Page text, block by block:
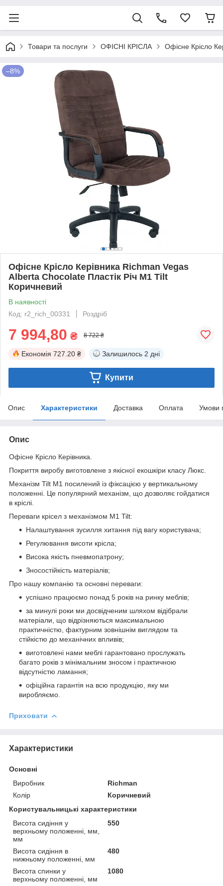
Товари та послуги ОФІСНІ КРІСЛА Офісне Крісло
–8%
Офісне Крісло Керівника Richman Vegas
Alberta Chocolate Пластік Річ М1 Tilt
Коричневий
В наявності
Код: r2_rich_00331
Роздріб
7 994,80 ₴ 8 722 ₴
Економія 727.20 ₴ Залишилось 2 дні
Купити
Опис Характеристики Доставка Оплата Умови
Опис
Офісне Крісло Керівника.
Покриття виробу виготовлене з якісної екошкіри класу Люкс.
Механізм Tilt М1 посилений із фіксацією у вертикальному
положенні. Це популярний механізм, що дозволяє гойдатися
в кріслі.
Переваги крісел з механізмом M1 Tilt:
Налаштування зусилля хитання під вагу користувача;
Регулювання висоти крісла;
Висока якість пневмопатрону;
Зносостійкість матеріалів;
Про нашу компанію та основні переваги:
успішно працюємо понад 5 років на ринку меблів;
за минулі роки ми досвідченим шляхом відібрали
матеріали, що відрізняються максимальною
практичністю, фактурним зовнішнім виглядом та
стійкістю до механічних впливів;
виготовлені нами меблі гарантовано прослужать
багато років з мінімальним зносом і практичною
відсутністю ламання;
офіційна гарантія на всю продукцію, яку ми
виробляємо.
Приховати
Характеристики
Основні
Виробник
Richman
Колір
Коричневий
Користувальницькі характеристики
Висота сидіння у
верхньому положенні, мм,
мм
550
Висота сидіння в
нижньому положенні, мм
480
Висота спинки у
верхньому положенні, мм
1080